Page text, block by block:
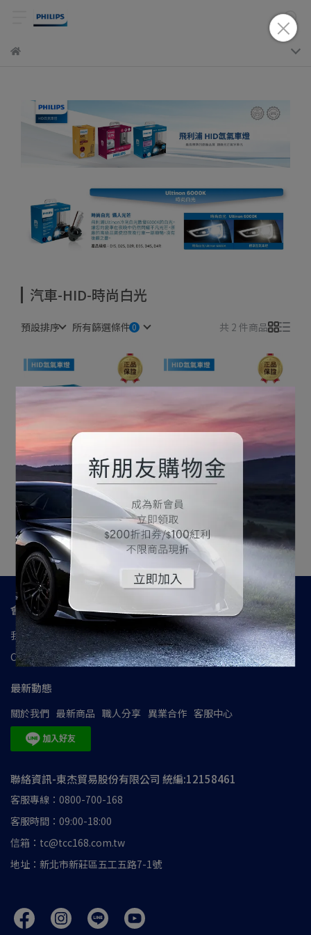
汽車-HID-時尚白光
預設排序 所有篩選條件 共 2 件商品
飛利浦 HID 6000K 氙氣車
燈 (單入裝)
NT$4,988 NT$5,500
加入購物車
飛利浦 HID 6000K 氙氣車
NT$8,100
加入購物車
會員資訊
我的帳戶 隱私政策 使用條款 會員權益 防詐騙宣導
Cookie聲明 銷售條款
最新動態
關於我們 最新商品 職人分享 異業合作 客服中心
聯絡資訊-東杰貿易股份有限公司 統編:12158461
客服專線：0800-700-168
客服時間：09:00-18:00
信箱：tc@tcc168.com.tw
地址：新北市新莊區五工五路7-1號